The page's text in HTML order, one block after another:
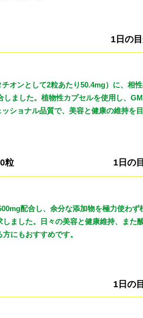
1日の
オンとして2粒あたり50.4mg）に、相
しました。植物性カプセルを使用し、
ショナル品質で、美容と健康の維持を
粒 1日の
配合し、余分な添加物を極力使わず
ました。日々の美容と健康維持、また
にもおすすめです。
1日の